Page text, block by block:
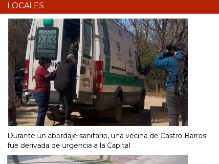
LOCALES
Durante un abordaje sanitario, una vecina de Castro Barros
fue derivada de urgencia a la Capital